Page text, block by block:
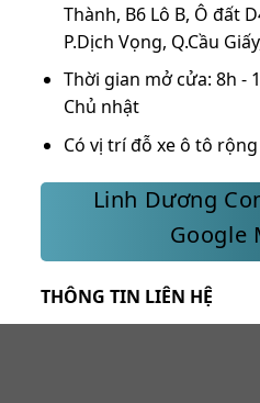
Thành, B6 Lô B, Ô đất
P.Dịch Vọng, Q.Cầu
Thời gian mở cửa: 8h -
Chủ nhật
Có vị trí đỗ xe ô tô
Linh Dương
Google
THÔNG TIN LIÊN HỆ